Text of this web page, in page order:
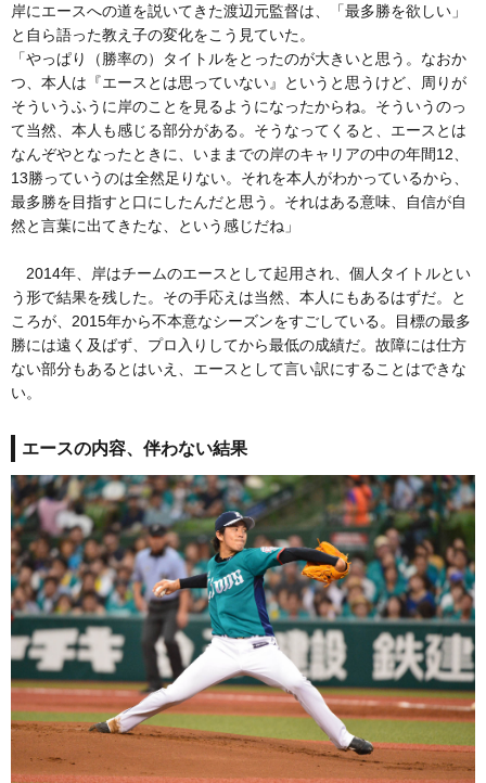
岸にエースへの道を説いてきた渡辺元監督は、「最多勝を欲しい」
と自ら語った教え子の変化をこう見ていた。
「やっぱり（勝率の）タイトルをとったのが大きいと思う。なおか
つ、本人は『エースとは思っていない』というと思うけど、周りが
そういうふうに岸のことを見るようになったからね。そういうのっ
て当然、本人も感じる部分がある。そうなってくると、エースとは
なんぞやとなったときに、いままでの岸のキャリアの中の年間12、
13勝っていうのは全然足りない。それを本人がわかっているから、
最多勝を目指すと口にしたんだと思う。それはある意味、自信が自
然と言葉に出てきたな、という感じだね」
2014年、岸はチームのエースとして起用され、個人タイトルとい
う形で結果を残した。その手応えは当然、本人にもあるはずだ。と
ころが、2015年から不本意なシーズンをすごしている。目標の最多
勝には遠く及ばず、プロ入りしてから最低の成績だ。故障には仕方
ない部分もあるとはいえ、エースとして言い訳にすることはできな
い。
エースの内容、伴わない結果